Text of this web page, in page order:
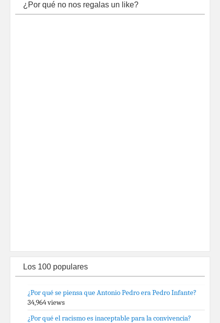
¿Por qué no nos regalas un like?
Los 100 populares
¿Por qué se piensa que Antonio Pedro era Pedro Infante?
34,964 views
¿Por qué el racismo es inaceptable para la convivencia?